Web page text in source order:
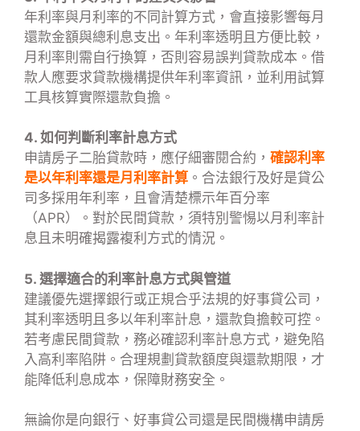
年利率與月利率的不同計算方式，會直接影響每月
還款金額與總利息支出。年利率透明且方便比較，
月利率則需自行換算，否則容易誤判貸款成本。借
款人應要求貸款機構提供年利率資訊，並利用試算
工具核算實際還款負擔。
4. 如何判斷利率計息方式
申請房子二胎貸款時，應仔細審閱合約， 確認利率
是以年利率還是月利率計算 。合法銀行及好是貸公
司多採用年利率，且會清楚標示年百分率
（APR）。對於民間貸款，須特別警惕以月利率計
息且未明確揭露複利方式的情況。
5. 選擇適合的利率計息方式與管道
建議優先選擇銀行或正規合乎法規的好事貸公司，
其利率透明且多以年利率計息，還款負擔較可控。
若考慮民間貸款，務必確認利率計息方式，避免陷
入高利率陷阱。合理規劃貸款額度與還款期限，才
能降低利息成本，保障財務安全。
無論你是向銀行、好事貸公司還是民間機構申請房